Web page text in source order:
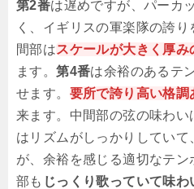
第2番は遅めですが、パーカ
く、イギリスの軍楽隊の誇
間部はスケールが大きく厚み
ます。第4番は余裕のあるテ
せます。 要所で誇り高い格調
来ます。中間部の弦の味わい
はリズムがしっかりしてい
が、余裕を感じる適切なテ
部も じっくり歌っていて味わ